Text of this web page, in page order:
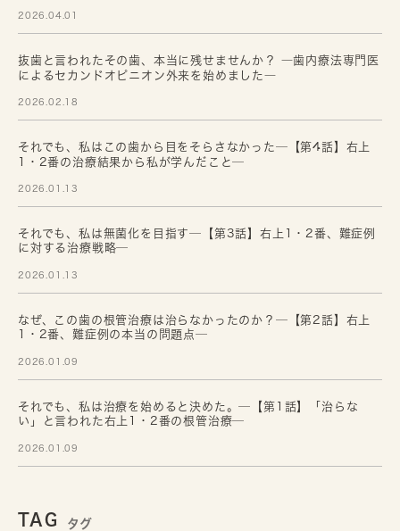
2026.04.01
抜歯と言われたその歯、本当に残せませんか？ ―歯内療法専門医
によるセカンドオピニオン外来を始めました―
2026.02.18
それでも、私はこの歯から目をそらさなかった─【第4話】右上
1・2番の治療結果から私が学んだこと─
2026.01.13
それでも、私は無菌化を目指す─【第3話】右上1・2番、難症例
に対する治療戦略─
2026.01.13
なぜ、この歯の根管治療は治らなかったのか？─【第2話】右上
1・2番、難症例の本当の問題点─
2026.01.09
それでも、私は治療を始めると決めた。─【第1話】「治らな
い」と言われた右上1・2番の根管治療─
2026.01.09
TAG タグ